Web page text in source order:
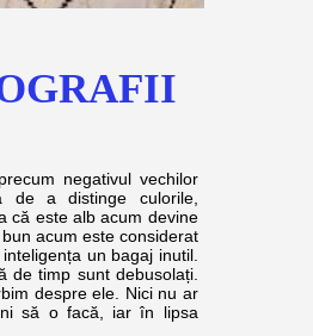
negativul vechilor
de a distinge culorile,
că este alb acum devine
acum este considerat
un bagaj inutil.
de timp sunt debusolați.
despre ele. Nici nu ar
să o facă, iar în lipsa